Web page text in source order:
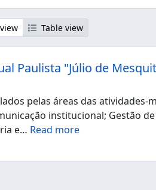
Table view
Paulista "Júlio de
pelas áreas das
institucional; Gestão
e… Read more